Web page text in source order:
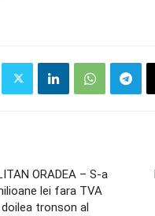
ORADEA – S-a
lei fara TVA
tronson al